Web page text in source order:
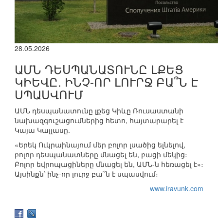
28.05.2026
ԱՄՆ ԴԵՍՊԱՆԱՏՈՒՆԸ ԼՔԵՑ
ԿԻԵՎԸ. ԻՆՉ-ՈՐ ԼՈՒՐՋ ԲԱ՞Ն Է
ՍՊԱՍՎՈՒՄ
ԱՄՆ դեսպանատունը լքեց Կիևը Ռուսաստանի
նախազգուշացումներից հետո, հայտարարել է
Կայա Կալլասը.
«Երեկ Ուկրաինայում մեր բոլոր լսածից ելնելով,
բոլոր դեսպանատները մնացել են, բացի մեկից։
Բոլոր եվրոպացիները մնացել են, ԱՄՆ-ն հեռացել է»։
Այսինքն՝ ինչ-որ լուրջ բա՞ն է սպասվում։
www.iravunk.com